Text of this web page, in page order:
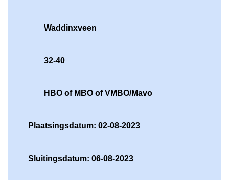
Waddinxveen
32-40
HBO of MBO of VMBO/Mavo
Plaatsingsdatum: 02-08-2023
Sluitingsdatum: 06-08-2023